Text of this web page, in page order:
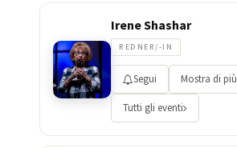
Irene Shashar
REDNER/-IN
Segui Mostra di più
Tutti gli eventi